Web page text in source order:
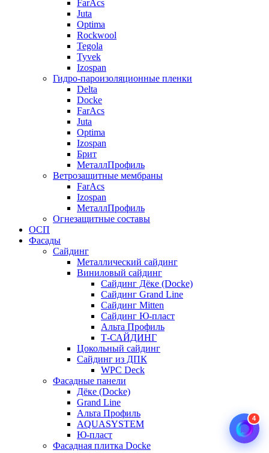
FarAcs
Juta
Optima
Rockwool
Tegola
Tyvek
Izospan
Гидро-пароизоляционные пленки
Delta
Docke
FarAcs
Juta
Optima
Izospan
Брит
МеталлПрофиль
Ветрозащитные мембраны
FarAcs
Izospan
МеталлПрофиль
Огнезащитные составы
ОСП
Фасады
Сайдинг
Металлический сайдинг
Виниловый сайдинг
Сайдинг Дёке (Docke)
Сайдинг Grand Line
Сайдинг Mitten
Сайдинг Ю-пласт
Альта Профиль
Т-САЙДИНГ
Цокольный сайдинг
Сайдинг из ДПК
WPC Deck
Фасадные панели
Дёке (Docke)
Grand Line
Альта Профиль
AQUASYSTEM
Ю-пласт
Фасадная плитка Docke
4